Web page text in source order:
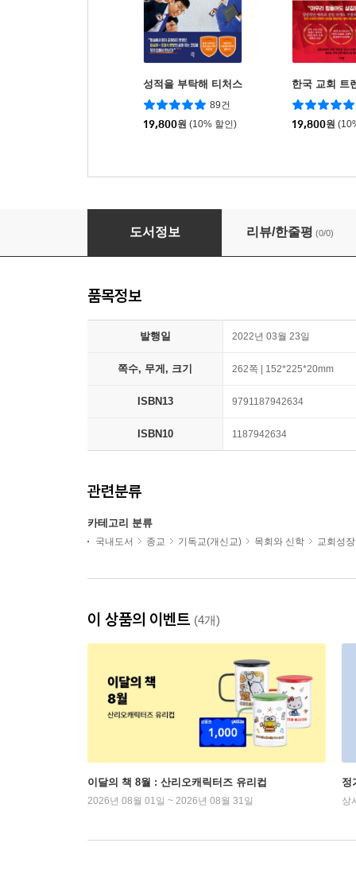
성적을 부탁해 티처스
89건
19,800원 (10% 할인)
한국 교회 트
19,800원
계속되는 도전
도서정보 리뷰/한줄평 (0/0)
품목정보
발행일 2022년 03월 23일
쪽수, 무게, 크기 262쪽 | 152*225*20mm
ISBN13 9791187942634
ISBN10 1187942634
관련분류
카테고리 분류
국내도서 종교 기독교(개신교) 목회와 신학 교회성장
이 상품의 이벤트 (4개)
이달의 책 8월 : 산리오캐릭터즈 유리컵
2026년 08월 01일 ~ 2026년 08월 31일
정
상